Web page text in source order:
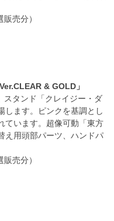
売分）
& GOLD」
スタンド「クレイジー・ダ
します。ピンクを基調とし
ています。超像可動「東方
え用頭部パーツ、ハンドパ
売分）